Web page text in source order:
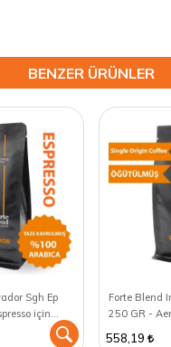
BENZER ÜRÜNLER
Sgh Ep
için
Forte Blend
250 GR -
558,19